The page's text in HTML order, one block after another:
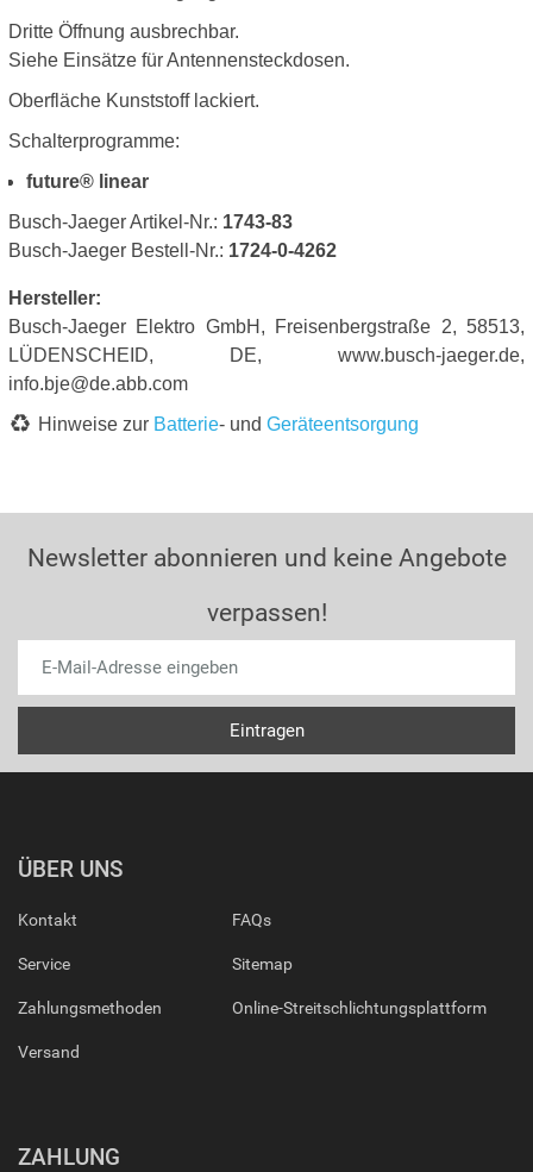
Dritte Öffnung ausbrechbar.
Siehe Einsätze für Antennensteckdosen.
Oberfläche Kunststoff lackiert.
Schalterprogramme:
future® linear
Busch-Jaeger Artikel-Nr.: 1743-83
Busch-Jaeger Bestell-Nr.: 1724-0-4262
Hersteller:
Busch-Jaeger Elektro GmbH, Freisenbergstraße 2, 58513,
LÜDENSCHEID, DE, www.busch-jaeger.de,
info.bje@de.abb.com
Hinweise zur Batterie- und Geräteentsorgung
Newsletter abonnieren und keine Angebote
verpassen!
ÜBER UNS
Kontakt
Service
Zahlungsmethoden
Versand
FAQs
Sitemap
Online-Streitschlichtungsplattform
ZAHLUNG